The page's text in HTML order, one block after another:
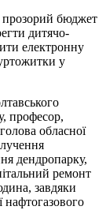
прозорий бюджет
дитячо-
електронну
у
професор,
обласної
дендропарку,
ремонт
завдяки
нафтогазового